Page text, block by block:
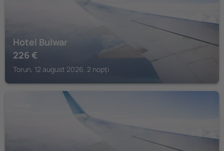
Hotel Bulwar
226 €
Torun, 12 august 2026, 2 nopți